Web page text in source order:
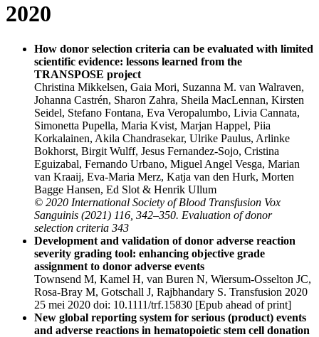
2020
How donor selection criteria can be evaluated with limited
scientific evidence: lessons learned from the
TRANSPOSE project
Christina Mikkelsen, Gaia Mori, Suzanna M. van Walraven,
Johanna Castrén, Sharon Zahra, Sheila MacLennan, Kirsten
Seidel, Stefano Fontana, Eva Veropalumbo, Livia Cannata,
Simonetta Pupella, Maria Kvist, Marjan Happel, Piia
Korkalainen, Akila Chandrasekar, Ulrike Paulus, Arlinke
Bokhorst, Birgit Wulff, Jesus Fernandez-Sojo, Cristina
Eguizabal, Fernando Urbano, Miguel Angel Vesga, Marian
van Kraaij, Eva-Maria Merz, Katja van den Hurk, Morten
Bagge Hansen, Ed Slot & Henrik Ullum
© 2020 International Society of Blood Transfusion Vox
Sanguinis (2021) 116, 342–350. Evaluation of donor
selection criteria 343
Development and validation of donor adverse reaction
severity grading tool: enhancing objective grade
assignment to donor adverse events
Townsend M, Kamel H, van Buren N, Wiersum-Osselton JC,
Rosa-Bray M, Gotschall J, Rajbhandary S. Transfusion 2020
25 mei 2020 doi: 10.1111/trf.15830 [Epub ahead of print]
New global reporting system for serious (product) events
and adverse reactions in hematopoietic stem cell donation